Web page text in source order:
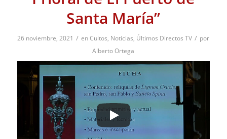
Santa María”
26 noviembre, 2021 / enCultos, Noticias, Últimos Directos TV / por
Alberto Ortega